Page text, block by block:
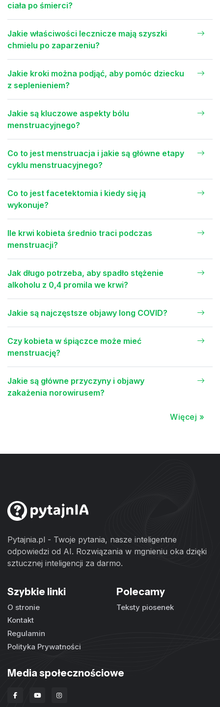
ciała po śmierci?
Jakie właściwości lecznicze mają szyszki
chmielu po zaparzeniu?
Jakie kroki można podjąć, aby pomóc dziecku
z seplenieniem?
Jakie są kluczowe aspekty bólu
menstruacyjnego?
Co to jest menstruacja i jakie są główne etapy
cyklu menstruacyjnego?
Co to jest facetektomia i kiedy się ją
wykonuje?
Ile krwi kobieta średnio traci podczas
menstruacji?
Jak długo potrzeba, aby spadło stężenie
alkoholu z 0,4 promila we krwi?
Jakie są najczęstsze objawy long COVID?
Czy kobieta w śpiączce może mieć
menstruację?
Jakie są główne przyczyny i objawy
zakażenia norowirusem?
Więcej »
Pytajnia.pl - Twoje pytania, nasze inteligentne
odpowiedzi od AI. Rozwiązania w mgnieniu oka dzięki
sztucznej inteligencji za darmo.
Szybkie linki
O stronie
Kontakt
Regulamin
Polityka Prywatności
Polecamy
Teksty piosenek
Media społecznościowe